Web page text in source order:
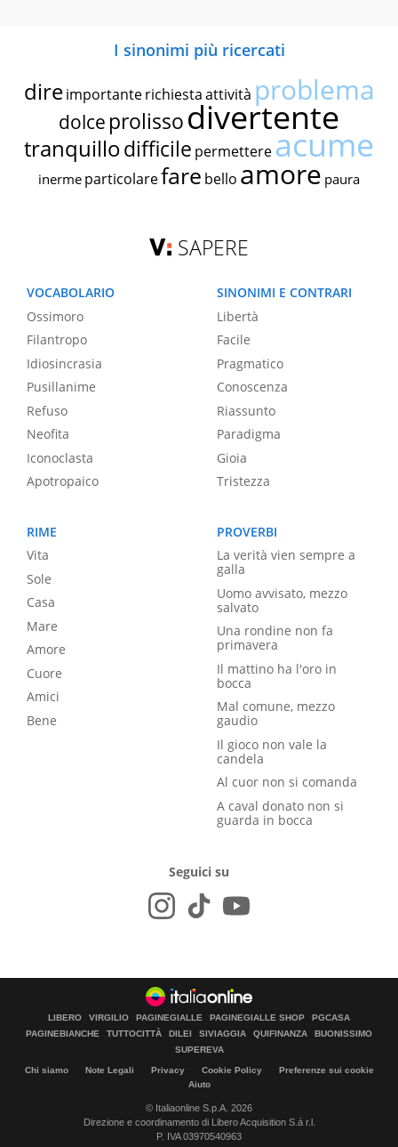
I sinonimi più ricercati
dire importante richiestaattività problema
dolce prolissodivertente
tranquillodifficile permettereacume
inerme particolarefare bello amore paura
SAPERE
VOCABOLARIO
Ossimoro
Filantropo
Idiosincrasia
Pusillanime
Refuso
Neofita
Iconoclasta
Apotropaico
SINONIMI E CONTRARI
Libertà
Facile
Pragmatico
Conoscenza
Riassunto
Paradigma
Gioia
Tristezza
RIME
Vita
Sole
Casa
Mare
Amore
Cuore
Amici
Bene
PROVERBI
La verità vien sempre a
galla
Uomo avvisato, mezzo
salvato
Una rondine non fa
primavera
Il mattino ha l'oro in
bocca
Mal comune, mezzo
gaudio
Il gioco non vale la
candela
Al cuor non si comanda
A caval donato non si
guarda in bocca
Seguici su
LIBERO VIRGILIO PAGINEGIALLE PAGINEGIALLE SHOP
PGCASA
PAGINEBIANCHE
TUTTOCITTÀ DILEI SIVIAGGIA QUIFINANZA
BUONISSIMO
SUPEREVA
Chi siamo Note Legali Privacy Cookie Policy
Preferenze sui cookie
Aiuto
© Italiaonline S.p.A. 2026
Direzione e coordinamento di Libero Acquisition S.á r.l.
P. IVA 03970540963